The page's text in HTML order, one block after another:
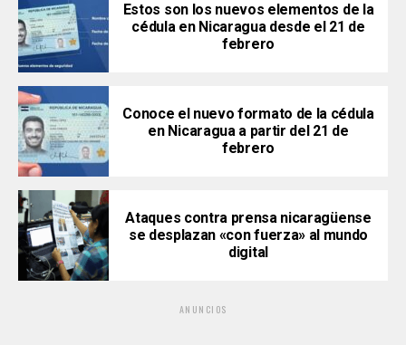
Estos son los nuevos elementos de la
cédula en Nicaragua desde el 21 de
febrero
Conoce el nuevo formato de la cédula
en Nicaragua a partir del 21 de
febrero
Ataques contra prensa nicaragüense
se desplazan «con fuerza» al mundo
digital
ANUNCIOS